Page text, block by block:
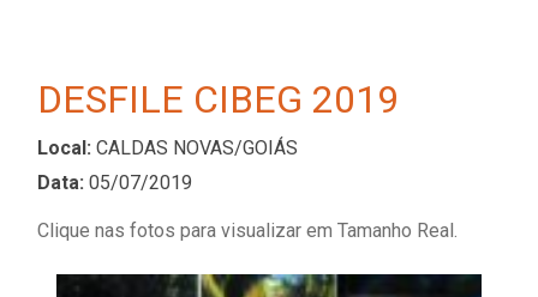
DESFILE CIBEG 2019
Local: CALDAS NOVAS/GOIÁS
Data: 05/07/2019
Clique nas fotos para visualizar em Tamanho Real.